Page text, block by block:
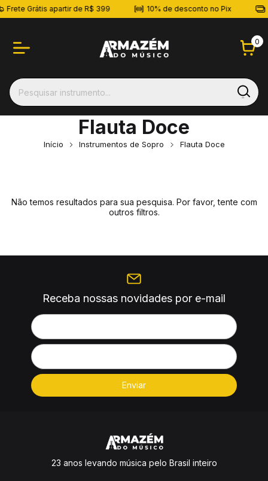
Frete Grátis apartir de R$ 399 10% de desconto no Pix
0
Flauta Doce
Início Instrumentos de Sopro Flauta Doce
Não temos resultados para sua pesquisa. Por favor, tente com
outros filtros.
Receba nossas novidades por e-mail
23 anos levando música pelo Brasil inteiro